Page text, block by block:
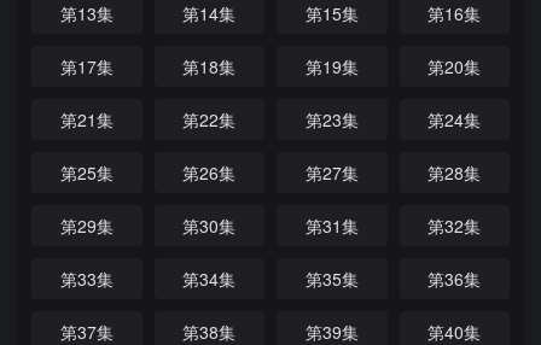
第13集 第14集 第15集 第16集
第17集 第18集 第19集 第20集
第21集 第22集 第23集 第24集
第25集 第26集 第27集 第28集
第29集 第30集 第31集 第32集
第33集 第34集 第35集 第36集
第37集 第38集 第39集 第40集